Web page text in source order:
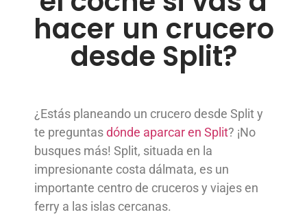
hacer un crucero
desde Split?
¿Estás planeando un crucero desde Split y
te preguntasdónde aparcar en Split? ¡No
busques más! Split, situada en la
impresionante costa dálmata, es un
importante centro de cruceros y viajes en
ferry a las islas cercanas.